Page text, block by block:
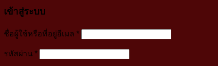
เข้าสู่ระบบ
ชื่อผู้ใช้หรือที่อยู่อีเมล *บังคับ
รหัสผ่าน *บังคับ